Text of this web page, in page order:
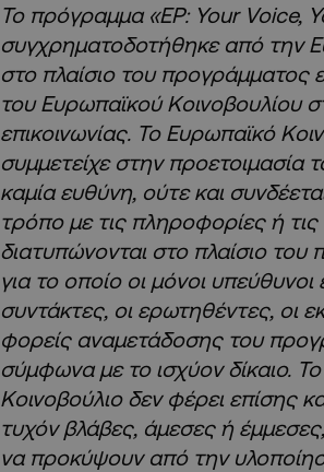
Το πρόγραμμα «EP: Your Voice,
συγχρηματοδοτήθηκε από την
στο πλαίσιο του προγράμματος
του Ευρωπαϊκού Κοινοβουλίου
επικοινωνίας. Το Ευρωπαϊκό
συμμετείχε στην προετοιμασία
καμία ευθύνη, ούτε και
τρόπο με τις πληροφορίες ή
διατυπώνονται στο πλαίσιο του
για το οποίο οι μόνοι υπεύθυνοι
συντάκτες, οι ερωτηθέντες, οι
φορείς αναμετάδοσης του
σύμφωνα με το ισχύον δίκαιο.
Κοινοβούλιο δεν φέρει επίσης
τυχόν βλάβες, άμεσες ή
να προκύψουν από την